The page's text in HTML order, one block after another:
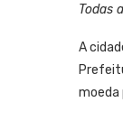
Todas
A
moeda